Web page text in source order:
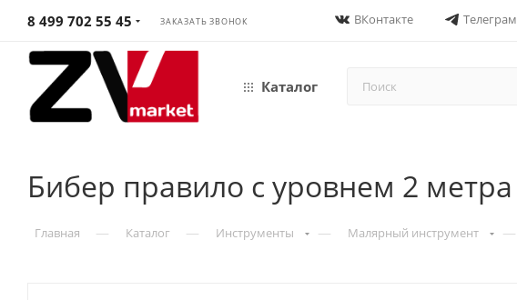
8 499 702 55 45 ЗАКАЗАТЬ ЗВОНОК ВКонтакте Телеграм
Каталог
Бибер правило с уровнем 2 метра
Главная — Каталог — Инструменты — Малярный инструмент —